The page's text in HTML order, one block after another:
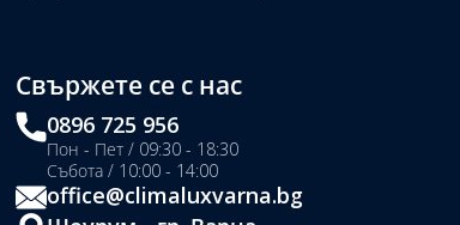
Свържете се с нас
0896 725 956
Пон - Пет / 09:30 - 18:30
Събота / 10:00 - 14:00
office@climaluxvarna.bg